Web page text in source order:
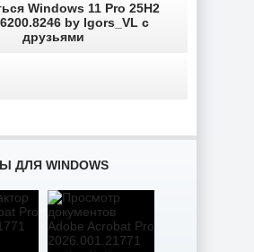
Windows 11 Pro 25H2
by Igors_VL с
друзьями
ДЛЯ WINDOWS